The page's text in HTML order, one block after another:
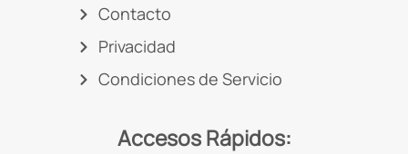
Contacto
Privacidad
Condiciones de Servicio
Accesos Rápidos: